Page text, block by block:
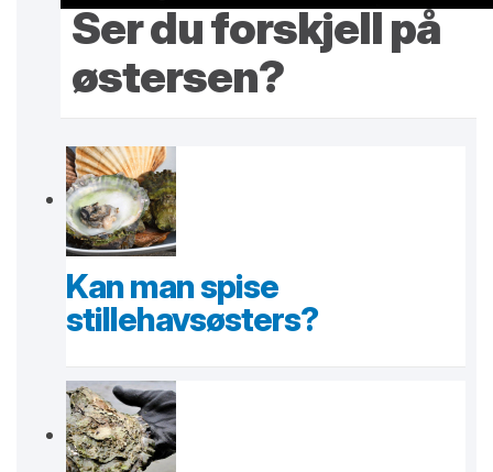
Ser du forskjell på
østersen?
Kan man spise
stillehavsøsters?